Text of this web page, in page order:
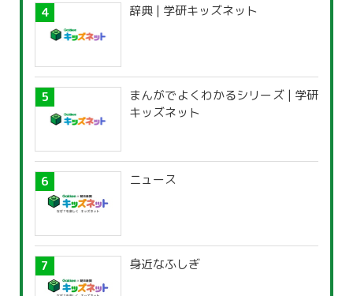
辞典 | 学研キッズネット
まんがでよくわかるシリーズ | 学研
キッズネット
ニュース
身近なふしぎ